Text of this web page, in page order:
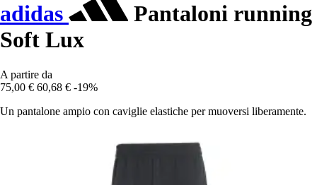
adidas
Pantaloni running
Soft Lux
A partire da
75,00 € 60,68 € -19%
Un pantalone ampio con caviglie elastiche per muoversi liberamente.